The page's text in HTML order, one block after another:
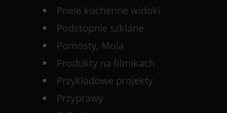
Pnele kuchenne widoki
Podstopnie szklane
Pomosty, Mola
Produkty na filmikach
Przykładowe projekty
Przyprawy